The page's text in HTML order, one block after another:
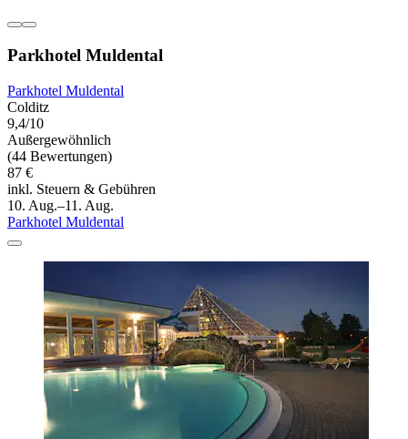
Parkhotel Muldental
Parkhotel Muldental
Colditz
9,4/10
Außergewöhnlich
(44 Bewertungen)
87 €
inkl. Steuern & Gebühren
10. Aug.–11. Aug.
Parkhotel Muldental